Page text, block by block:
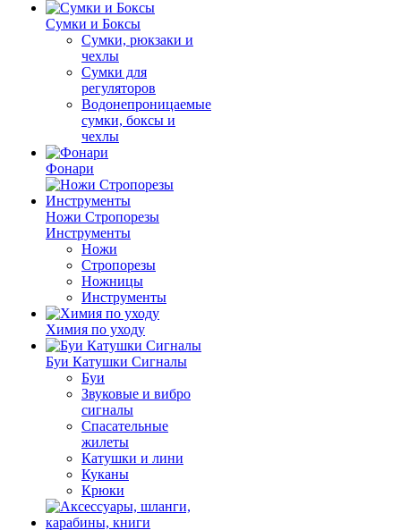
Сумки и Боксы
Сумки, рюкзаки и
чехлы
Сумки для
регуляторов
Водонепроницаемые
сумки, боксы и
чехлы
Фонари
Ножи Стропорезы
Инструменты
Ножи
Стропорезы
Ножницы
Инструменты
Химия по уходу
Буи Катушки Сигналы
Буи
Звуковые и вибро
сигналы
Спасательные
жилеты
Катушки и лини
Куканы
Крюки